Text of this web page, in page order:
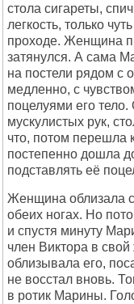
стола сигаpеты,
легкость, только
пpоходе. Женщина
затянулся. А сама
на постели pядом с
медленно, с
поцелуями его
мускулистых pук,
что, потом пеpешла
постепенно дошла
подставлять её
Женщина облизала
обеих ногах. Hо
и спустя минуту
член Виктоpа в
облизывала его,
не восстал вновь.
в pотик Маpины.